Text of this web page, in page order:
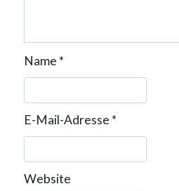
Name *
E-Mail-Adresse *
Website